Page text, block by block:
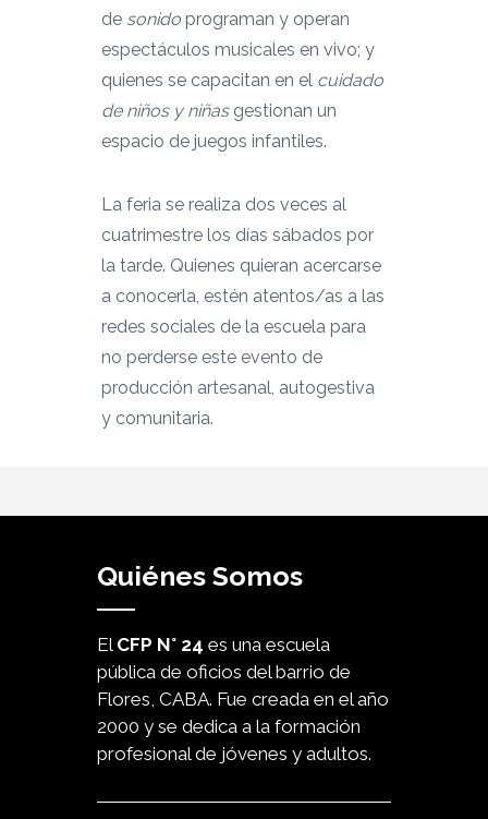
de sonidoprograman y operan
espectáculos musicales en vivo; y
quienes se capacitan en el cuidado
de niños y niñasgestionan un
espacio de juegos infantiles.
La feria se realiza dos veces al
cuatrimestre los días sábados por
la tarde. Quienes quieran acercarse
a conocerla, estén atentos/as a las
redes sociales de la escuela para
no perderse este evento de
producción artesanal, autogestiva
y comunitaria.
Quiénes Somos
El CFP N° 24 es una escuela
pública de oficios del barrio de
Flores, CABA. Fue creada en el año
2000 y se dedica a la formación
profesional de jóvenes y adultos.